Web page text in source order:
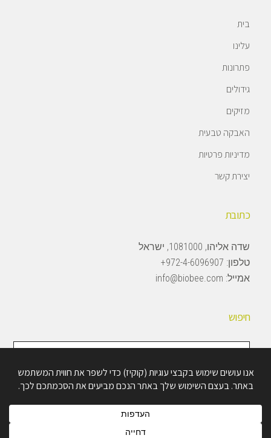
בית
עלינו
פתרונות
גידולים
מזיקים
האבקה טבעית
מדיניות פרטיות
יצירת קשר
כתובת
שדה אליהו, 1081000, ישראל
טלפון: 972-4-6096907+
אמייל: info@biobee.com
חיפוש
חיפוש